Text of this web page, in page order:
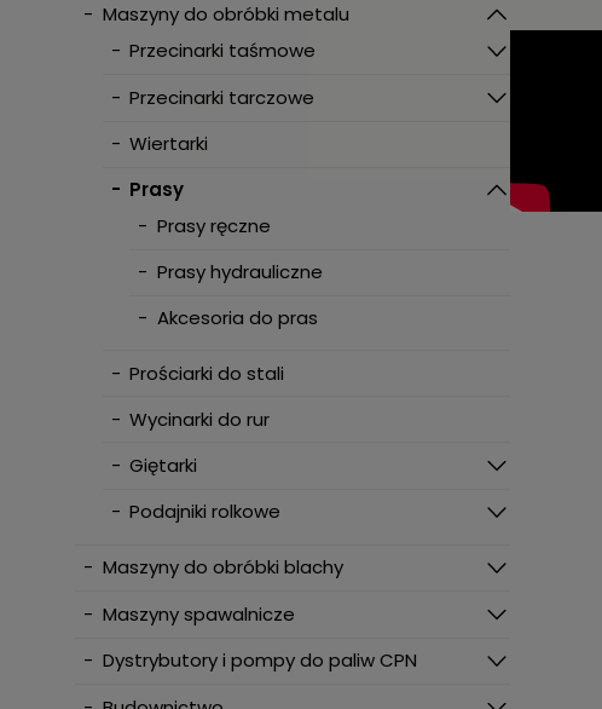
- Maszyny do obróbki metalu
- Przecinarki taśmowe
- Przecinarki tarczowe
- Wiertarki
- Prasy
- Prasy ręczne
- Prasy hydrauliczne
- Akcesoria do pras
- Prościarki do stali
- Wycinarki do rur
- Giętarki
- Podajniki rolkowe
- Maszyny do obróbki blachy
- Maszyny spawalnicze
- Dystrybutory i pompy do paliw CPN